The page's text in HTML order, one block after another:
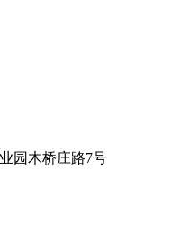
园木桥庄路7号